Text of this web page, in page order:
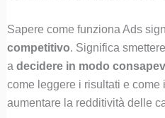
Sapere come funziona Ads
competitivo. Significa
a decidere in modo
come leggere i risultati e
aumentare la redditività delle